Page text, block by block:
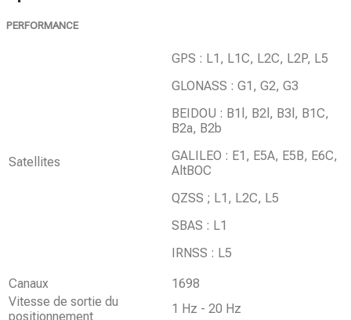
PERFORMANCE
Satellites
GPS : L1, L1C, L2C, L2P, L5
GLONASS : G1, G2, G3
BEIDOU : B1l, B2l, B3l, B1C,
B2a, B2b
GALILEO : E1, E5A, E5B, E6C,
AltBOC
QZSS ; L1, L2C, L5
SBAS : L1
IRNSS : L5
Canaux
1698
Vitesse de sortie du
positionnement
1 Hz - 20 Hz